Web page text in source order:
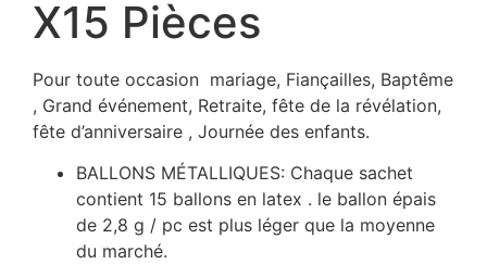
X15 Pièces
Pour toute occasion mariage, Fiançailles, Baptême
, Grand événement, Retraite, fête de la révélation,
fête d’anniversaire , Journée des enfants.
BALLONS MÉTALLIQUES: Chaque sachet
contient 15 ballons en latex . le ballon épais
de 2,8 g / pc est plus léger que la moyenne
du marché.